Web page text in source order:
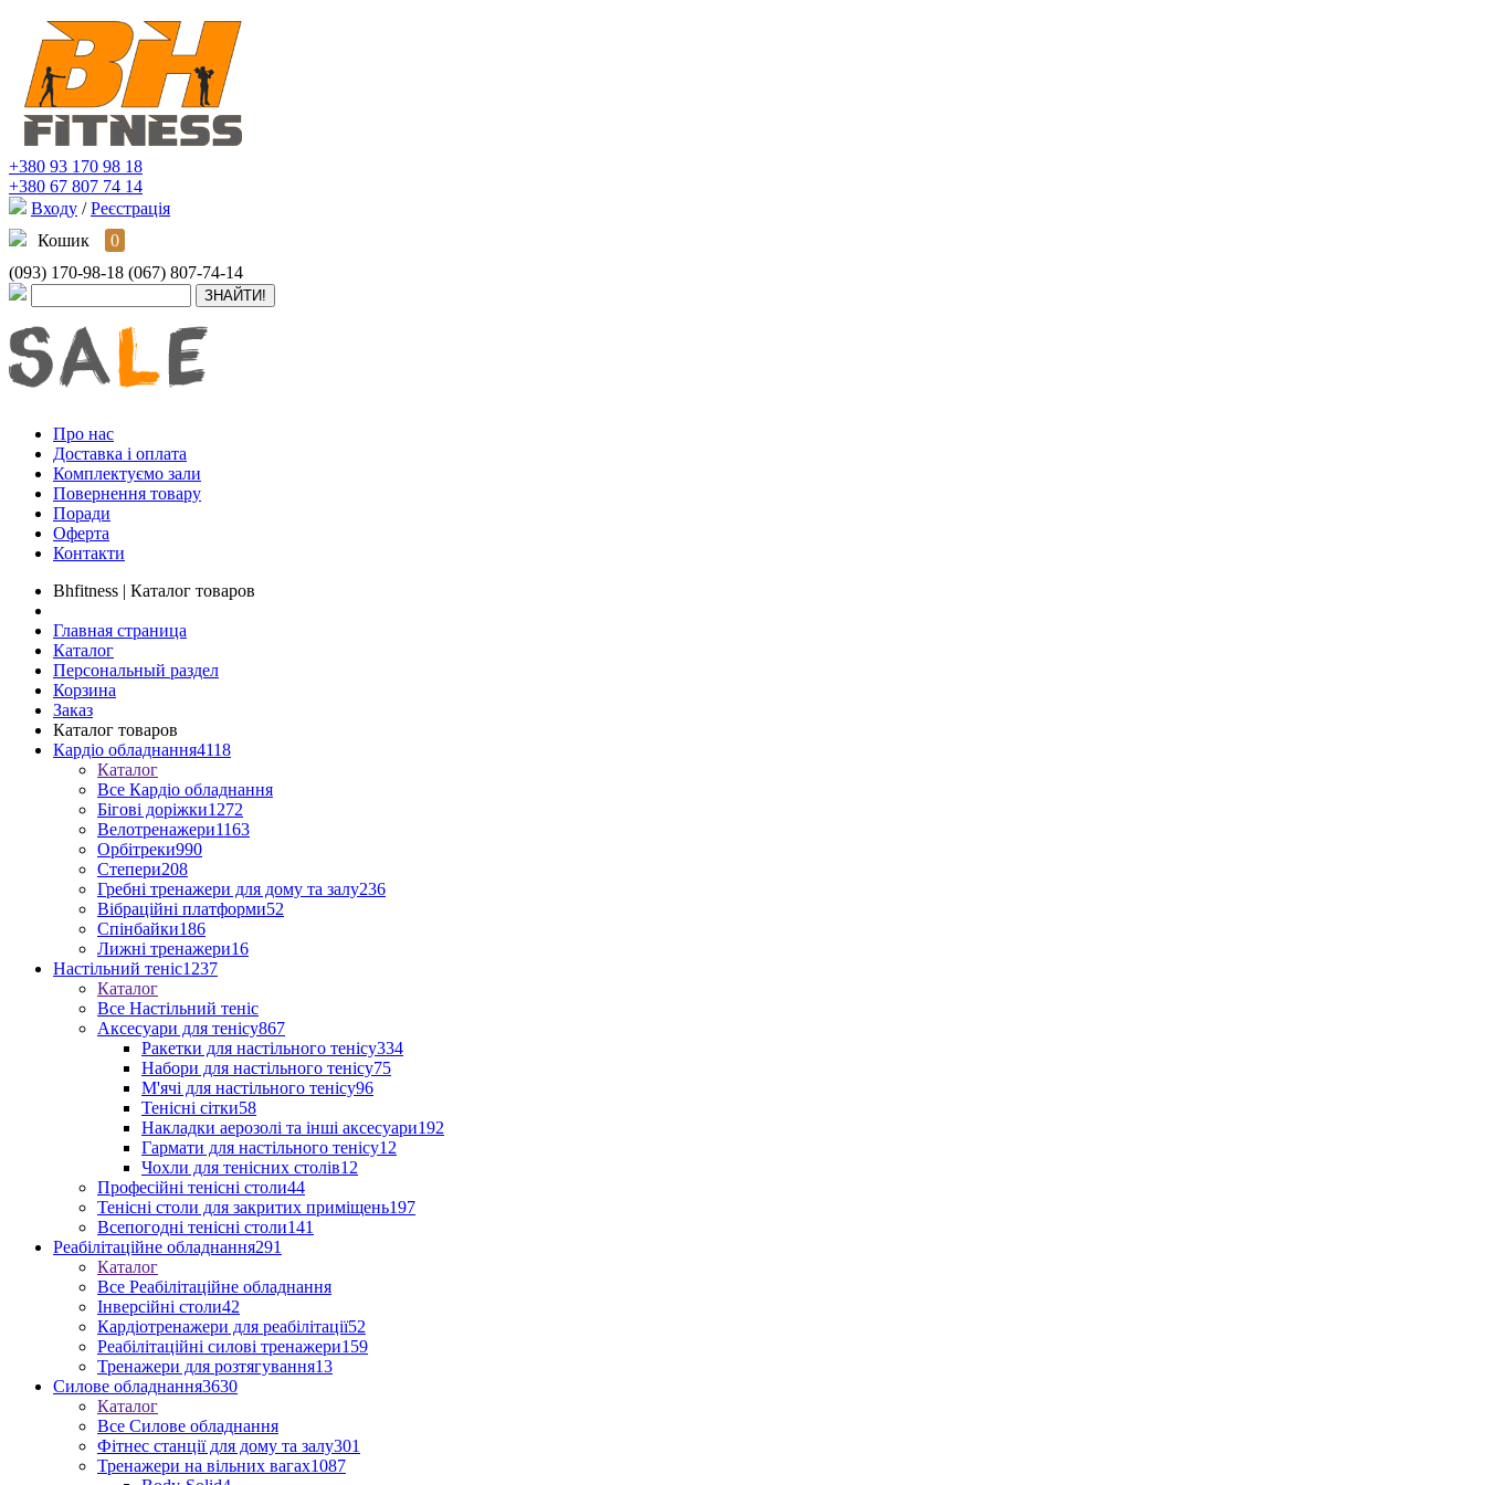
+380 93 170 98 18
+380 67 807 74 14
Входу / Реєстрація
Кошик
0
(093) 170-98-18 (067) 807-74-14
Про нас
Доставка і оплата
Комплектуємо зали
Повернення товару
Поради
Оферта
Контакти
Bhfitness | Каталог товаров
Главная страница
Каталог
Персональный раздел
Корзина
Заказ
Каталог товаров
Кардіо обладнання4118
Каталог
Все Кардіо обладнання
Бігові доріжки1272
Велотренажери1163
Орбітреки990
Степери208
Гребні тренажери для дому та залу236
Вібраційні платформи52
Спінбайки186
Лижні тренажери16
Настільний теніс1237
Каталог
Все Настільний теніс
Аксесуари для тенісу867
Ракетки для настільного тенісу334
Набори для настільного тенісу75
М'ячі для настільного тенісу96
Тенісні сітки58
Накладки аерозолі та інші аксесуари192
Гармати для настільного тенісу12
Чохли для тенісних столів12
Професійні тенісні столи44
Тенісні столи для закритих приміщень197
Всепогодні тенісні столи141
Реабілітаційне обладнання291
Каталог
Все Реабілітаційне обладнання
Інверсійні столи42
Кардіотренажери для реабілітації52
Реабілітаційні силові тренажери159
Тренажери для розтягування13
Силове обладнання3630
Каталог
Все Силове обладнання
Фітнес станції для дому та залу301
Тренажери на вільних вагах1087